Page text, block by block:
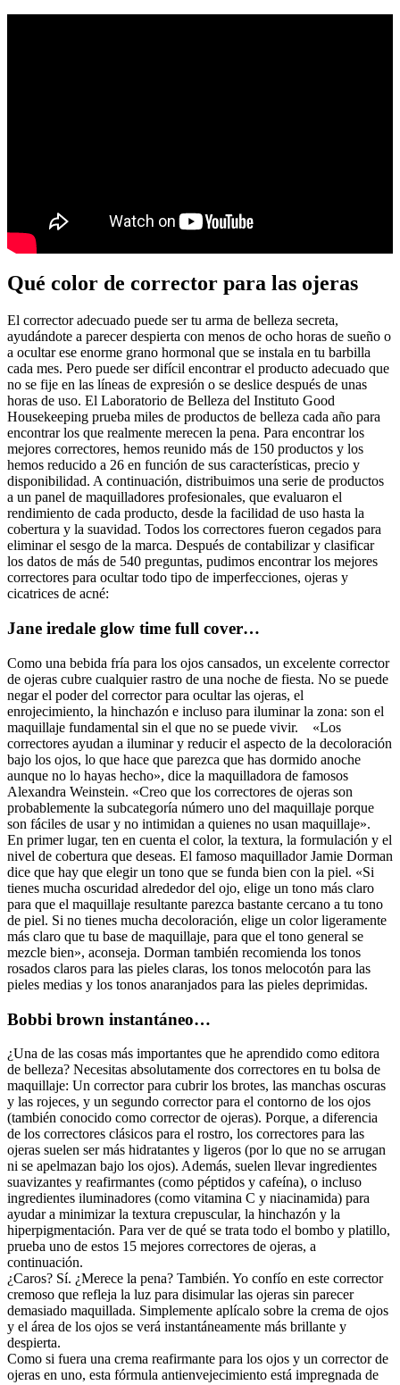
Qué color de corrector para las ojeras
El corrector adecuado puede ser tu arma de belleza secreta,
ayudándote a parecer despierta con menos de ocho horas de sueño o
a ocultar ese enorme grano hormonal que se instala en tu barbilla
cada mes. Pero puede ser difícil encontrar el producto adecuado que
no se fije en las líneas de expresión o se deslice después de unas
horas de uso. El Laboratorio de Belleza del Instituto Good
Housekeeping prueba miles de productos de belleza cada año para
encontrar los que realmente merecen la pena. Para encontrar los
mejores correctores, hemos reunido más de 150 productos y los
hemos reducido a 26 en función de sus características, precio y
disponibilidad. A continuación, distribuimos una serie de productos
a un panel de maquilladores profesionales, que evaluaron el
rendimiento de cada producto, desde la facilidad de uso hasta la
cobertura y la suavidad. Todos los correctores fueron cegados para
eliminar el sesgo de la marca. Después de contabilizar y clasificar
los datos de más de 540 preguntas, pudimos encontrar los mejores
correctores para ocultar todo tipo de imperfecciones, ojeras y
cicatrices de acné:
Jane iredale glow time full cover…
Como una bebida fría para los ojos cansados, un excelente corrector
de ojeras cubre cualquier rastro de una noche de fiesta. No se puede
negar el poder del corrector para ocultar las ojeras, el
enrojecimiento, la hinchazón e incluso para iluminar la zona: son el
maquillaje fundamental sin el que no se puede vivir. «Los
correctores ayudan a iluminar y reducir el aspecto de la decoloración
bajo los ojos, lo que hace que parezca que has dormido anoche
aunque no lo hayas hecho», dice la maquilladora de famosos
Alexandra Weinstein. «Creo que los correctores de ojeras son
probablemente la subcategoría número uno del maquillaje porque
son fáciles de usar y no intimidan a quienes no usan maquillaje».
En primer lugar, ten en cuenta el color, la textura, la formulación y el
nivel de cobertura que deseas. El famoso maquillador Jamie Dorman
dice que hay que elegir un tono que se funda bien con la piel. «Si
tienes mucha oscuridad alrededor del ojo, elige un tono más claro
para que el maquillaje resultante parezca bastante cercano a tu tono
de piel. Si no tienes mucha decoloración, elige un color ligeramente
más claro que tu base de maquillaje, para que el tono general se
mezcle bien», aconseja. Dorman también recomienda los tonos
rosados claros para las pieles claras, los tonos melocotón para las
pieles medias y los tonos anaranjados para las pieles deprimidas.
Bobbi brown instantáneo…
¿Una de las cosas más importantes que he aprendido como editora
de belleza? Necesitas absolutamente dos correctores en tu bolsa de
maquillaje: Un corrector para cubrir los brotes, las manchas oscuras
y las rojeces, y un segundo corrector para el contorno de los ojos
(también conocido como corrector de ojeras). Porque, a diferencia
de los correctores clásicos para el rostro, los correctores para las
ojeras suelen ser más hidratantes y ligeros (por lo que no se arrugan
ni se apelmazan bajo los ojos). Además, suelen llevar ingredientes
suavizantes y reafirmantes (como péptidos y cafeína), o incluso
ingredientes iluminadores (como vitamina C y niacinamida) para
ayudar a minimizar la textura crepuscular, la hinchazón y la
hiperpigmentación. Para ver de qué se trata todo el bombo y platillo,
prueba uno de estos 15 mejores correctores de ojeras, a
continuación.
¿Caros? Sí. ¿Merece la pena? También. Yo confío en este corrector
cremoso que refleja la luz para disimular las ojeras sin parecer
demasiado maquillada. Simplemente aplícalo sobre la crema de ojos
y el área de los ojos se verá instantáneamente más brillante y
despierta.
Como si fuera una crema reafirmante para los ojos y un corrector de
ojeras en uno, esta fórmula antienvejecimiento está impregnada de